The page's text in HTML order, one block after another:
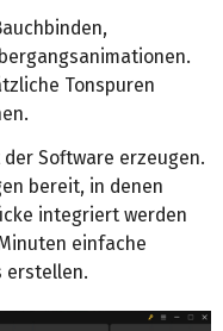
Tonspuren
Software erzeugen.
bereit, in denen
integriert werden
einfache
erstellen.